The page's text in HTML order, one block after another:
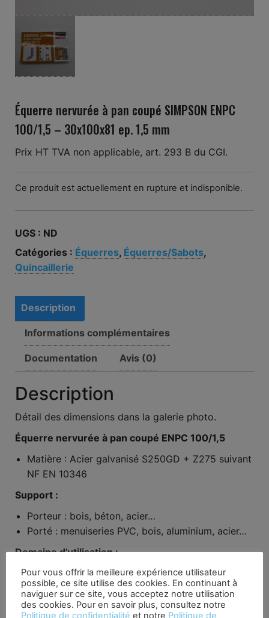
Équerre nervurée à pan coupé SIMPSON ENPC
100/1,5 – 30x100x81 ep. 1,5 mm
Prix HT TVA non applicable, art. 293 B du CGI.
Ce produit est actuellement en rupture et indisponible.
UGS : ND
Catégories : Équerres, Équerres/Sabots,
Quincaillerie
Description
Informations complémentaires
Documentation Avis (0)
Description
Détail des dimensions dans la galerie photo.
Équerre nervurée à pan coupé ENPC 100/1,5
Matière : Acier galvanisé S250GD + Z275 suivant
NF EN 10346
Support :
Porteur : bois, béton, acier…
Porté : menuiseries PVC, bois, aluminium, acier…
Domaine d’utilisation :
Fixation de menuiseries intérieures et extérieures
Encadrement de portes et fenêtres
Petites ossatures
Pour vous offrir la meilleure expérience utilisateur
possible, ce site utilise des cookies. En continuant à
naviguer sur ce site, vous acceptez notre utilisation
des cookies. Pour en savoir plus, consultez notre
Politique de confidentialité et notre Politique de